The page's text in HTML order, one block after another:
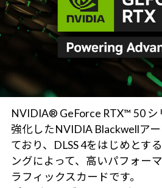
NVIDIA® GeForce RTX™ 50
強化したNVIDIA Blackwellア
ており、DLSS 4をはじめとす
ングによって、高いパフォー
ラフィックスカードです。